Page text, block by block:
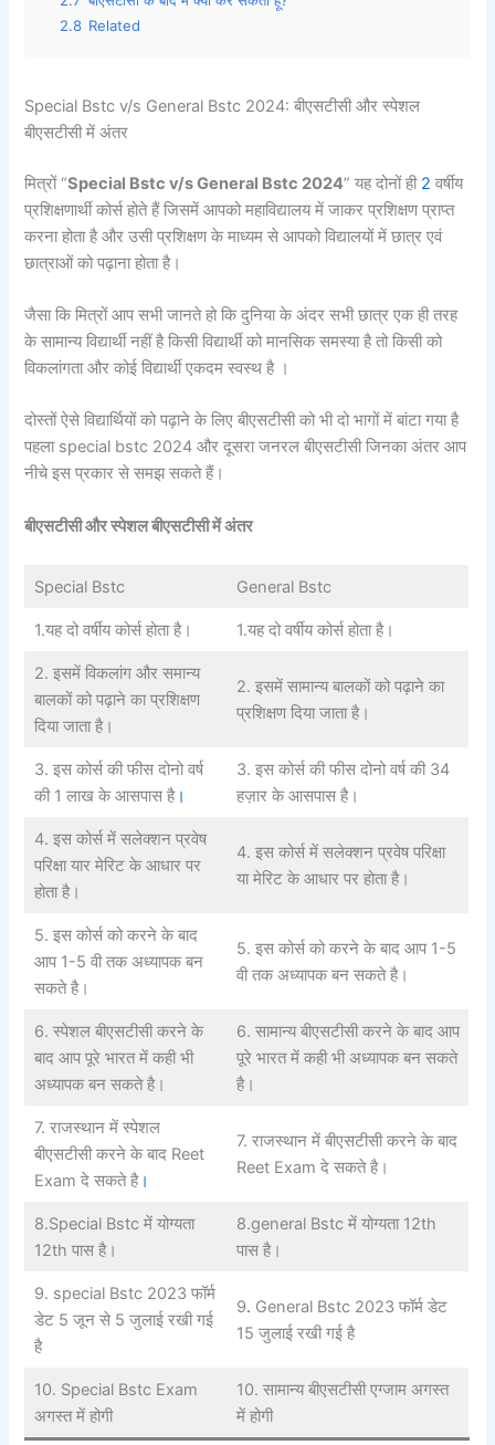
2.8 Related
Special Bstc v/s General Bstc 2024: बीएसटीसी और स्पेशल
बीएसटीसी में अंतर
मित्रों “Special Bstc v/s General Bstc 2024” यह दोनों ही 2 वर्षीय
प्रशिक्षणार्थी कोर्स होते हैं जिसमें आपको महाविद्यालय में जाकर प्रशिक्षण प्राप्त
करना होता है और उसी प्रशिक्षण के माध्यम से आपको विद्यालयों में छात्र एवं
छात्राओं को पढ़ाना होता है।
जैसा कि मित्रों आप सभी जानते हो कि दुनिया के अंदर सभी छात्र एक ही तरह
के सामान्य विद्यार्थी नहीं है किसी विद्यार्थी को मानसिक समस्या है तो किसी को
विकलांगता और कोई विद्यार्थी एकदम स्वस्थ है ।
दोस्तों ऐसे विद्यार्थियों को पढ़ाने के लिए बीएसटीसी को भी दो भागों में बांटा गया है
पहला special bstc 2024 और दूसरा जनरल बीएसटीसी जिनका अंतर आप
नीचे इस प्रकार से समझ सकते हैं।
बीएसटीसी और स्पेशल बीएसटीसी में अंतर
Special Bstc General Bstc
1.यह दो वर्षीय कोर्स होता है। 1.यह दो वर्षीय कोर्स होता है।
2. इसमें विकलांग और समान्य
बालकों को पढ़ाने का प्रशिक्षण
दिया जाता है।
2. इसमें सामान्य बालकों को पढ़ाने का
प्रशिक्षण दिया जाता है।
3. इस कोर्स की फीस दोनो वर्ष
की 1 लाख के आसपास है।
3. इस कोर्स की फीस दोनो वर्ष की 34
हज़ार के आसपास है।
4. इस कोर्स में सलेक्शन प्रवेष
परिक्षा यार मेरिट के आधार पर
होता है।
4. इस कोर्स में सलेक्शन प्रवेष परिक्षा
या मेरिट के आधार पर होता है।
5. इस कोर्स को करने के बाद
आप 1-5 वी तक अध्यापक बन
सकते है।
5. इस कोर्स को करने के बाद आप 1-5
वी तक अध्यापक बन सकते है।
6. स्पेशल बीएसटीसी करने के
बाद आप पूरे भारत में कही भी
अध्यापक बन सकते है।
6. सामान्य बीएसटीसी करने के बाद आप
पूरे भारत में कही भी अध्यापक बन सकते
है।
7. राजस्थान में स्पेशल
बीएसटीसी करने के बाद Reet
Exam दे सकते है।
7. राजस्थान में बीएसटीसी करने के बाद
Reet Exam दे सकते है।
8.Special Bstc में योग्यता
12th पास है।
8.general Bstc में योग्यता 12th
पास है।
9. special Bstc 2023 फॉर्म
डेट 5 जून से 5 जुलाई रखी गई
है
9. General Bstc 2023 फॉर्म डेट
15 जुलाई रखी गई है
10. Special Bstc Exam
अगस्त में होगी
10. सामान्य बीएसटीसी एग्जाम अगस्त
में होगी